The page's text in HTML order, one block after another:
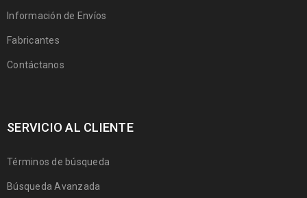
Información de Envíos
Fabricantes
Contáctanos
SERVICIO AL CLIENTE
Términos de búsqueda
Búsqueda Avanzada